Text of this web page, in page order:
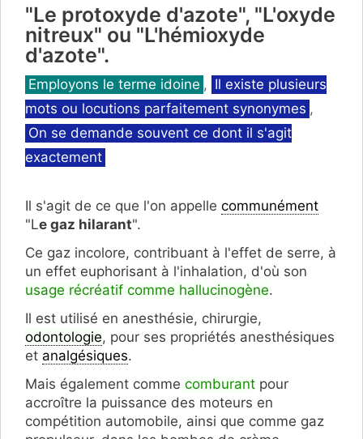
"Le protoxyde d'azote", "L'oxyde
nitreux" ou "L'hémioxyde
d'azote".
Catégories
Employons le terme idoine , Il existe plusieurs
mots ou locutions parfaitement synonymes ,
On se demande souvent ce dont il s'agit
exactement
Il s'agit de ce que l'on appelle communément
"Le gaz hilarant".
Ce gaz incolore, contribuant à l'effet de serre, à
un effet euphorisant à l'inhalation, d'où son
usage récréatif comme hallucinogène.
Il est utilisé en anesthésie, chirurgie,
odontologie, pour ses propriétés anesthésiques
et analgésiques.
Mais également comme comburant pour
accroître la puissance des moteurs en
compétition automobile, ainsi que comme gaz